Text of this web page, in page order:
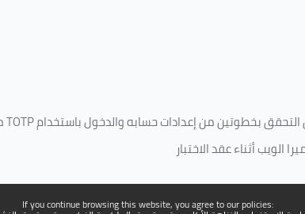
If you continue browsing this website, you agree to our policies:
بخطوتين من إعدادات حسابه والدخول باستخدامTOTP
أثناء عقد الاختبار